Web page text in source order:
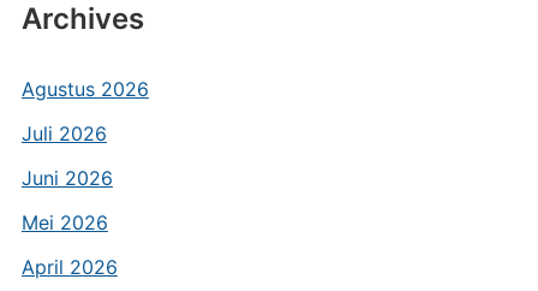
Archives
Agustus 2026
Juli 2026
Juni 2026
Mei 2026
April 2026